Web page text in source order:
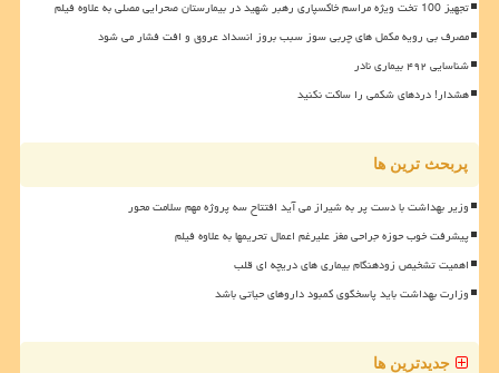
تجهیز 100 تخت ویژه مراسم خاکسپاری رهبر شهید در بیمارستان صحرایی مصلی به علاوه فیلم
مصرف بی رویه مکمل های چربی سوز سبب بروز انسداد عروق و افت فشار می شود
شناسایی ۴۹۲ بیماری نادر
هشدار! دردهای شکمی را ساکت نکنید
پربحث ترین ها
وزیر بهداشت با دست پر به شیراز می آید افتتاح سه پروژه مهم سلامت محور
پیشرفت خوب حوزه جراحی مغز علیرغم اعمال تحریمها به علاوه فیلم
اهمیت تشخیص زودهنگام بیماری های دریچه ای قلب
وزارت بهداشت باید پاسخگوی کمبود داروهای حیاتی باشد
جدیدترین ها